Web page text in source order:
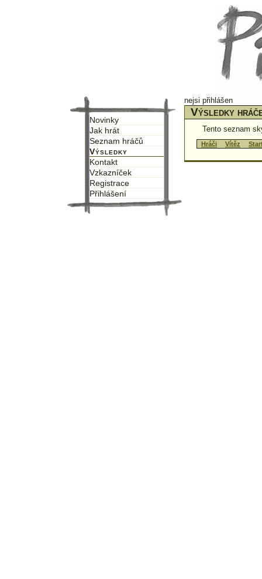
Novinky
Jak hrát
Seznam hráčů
Výsledky
Kontakt
Vzkazníček
Registrace
Přihlášení
nejsi přihlášen
Výsledky
Tento seznam
Hráči Vítěz